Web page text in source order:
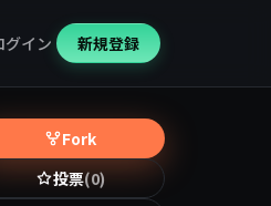
グイン 新規登録
Fork
投票(0)